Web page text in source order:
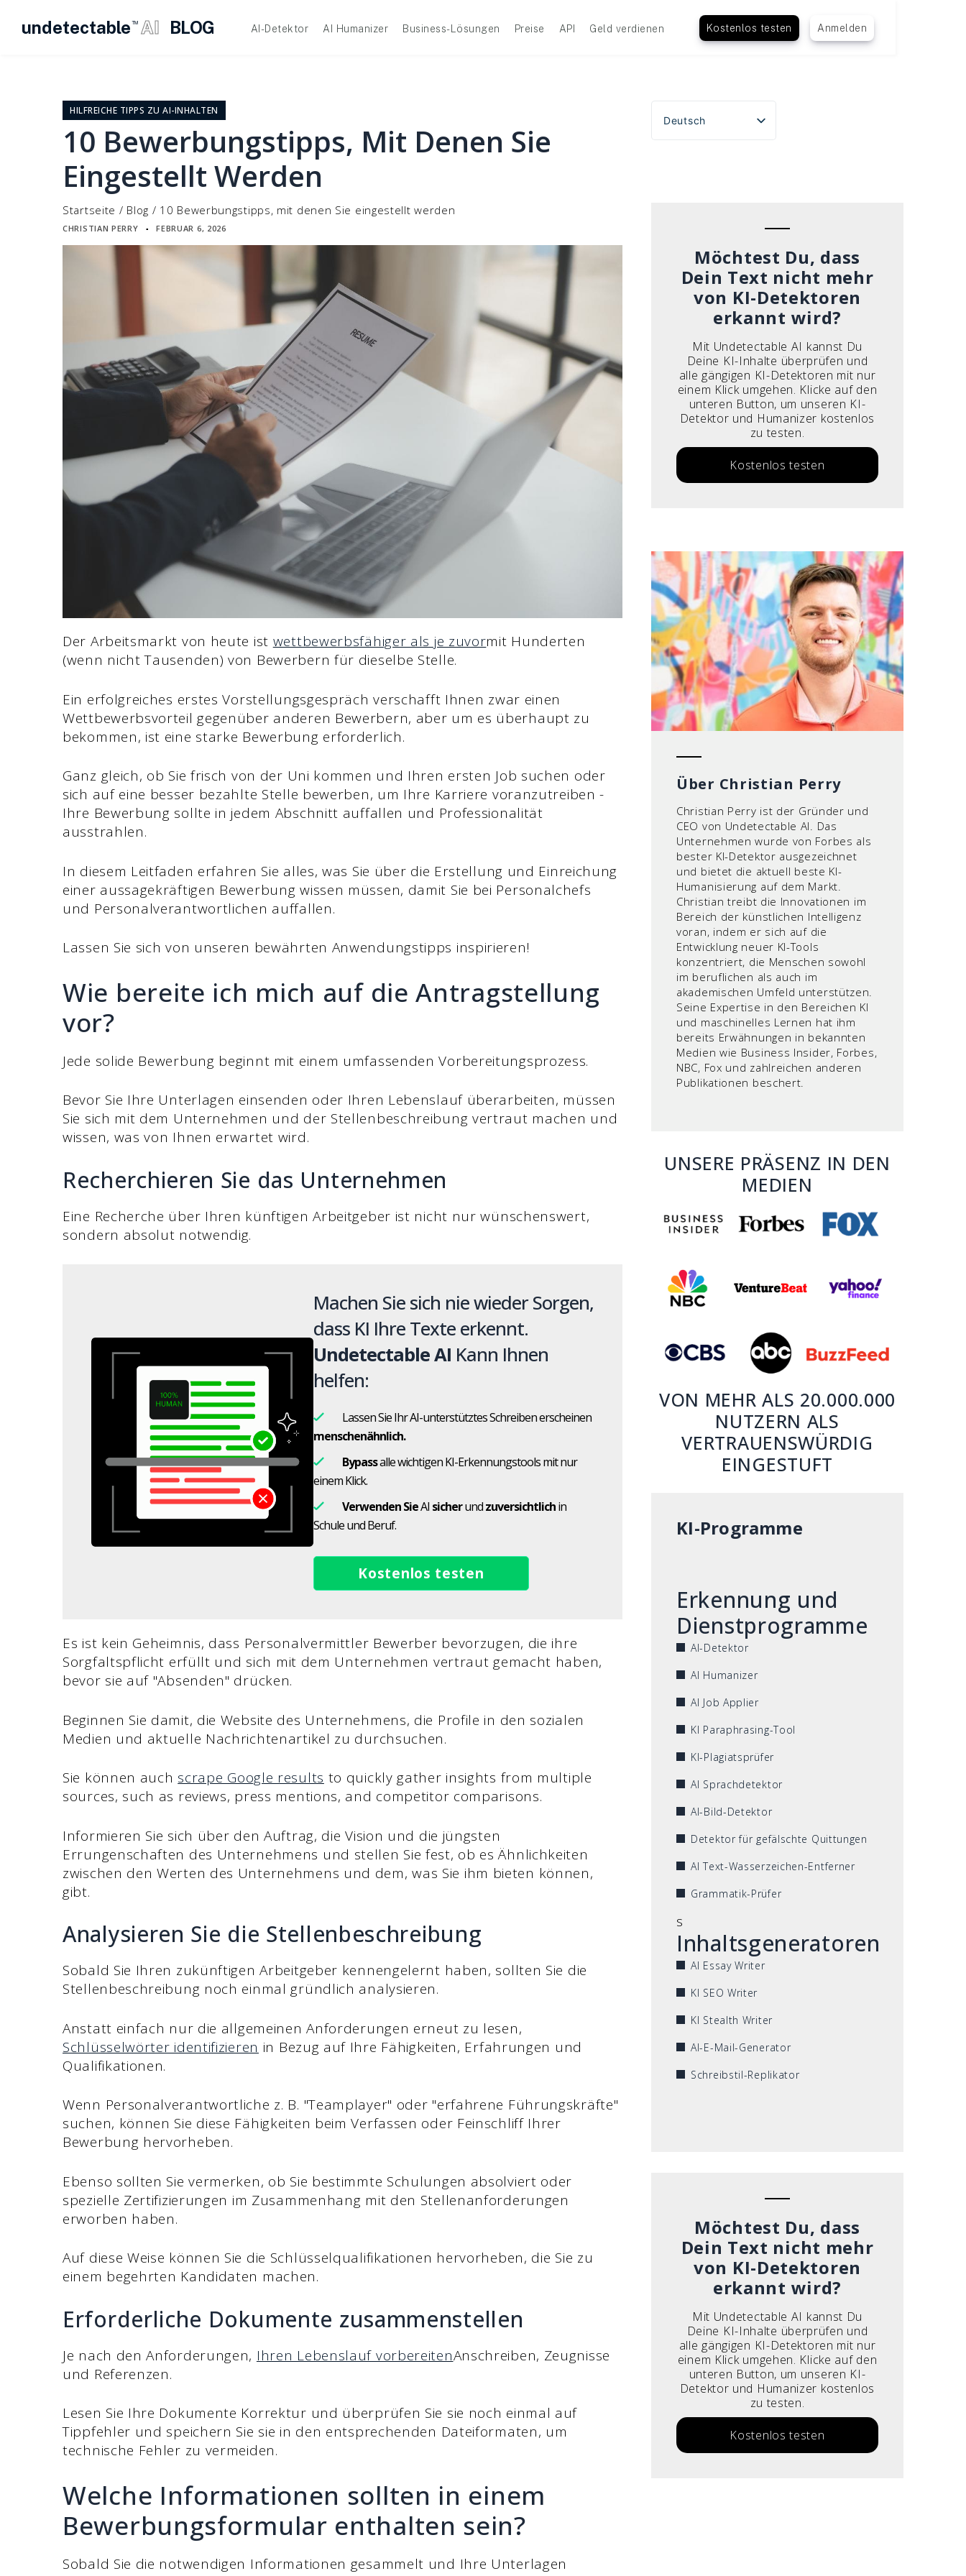
undetectable TM AI BLOG AI-Detektor AI Humanizer Business-Lösungen Preise API Geld verdienen Kostenlos testen Anmelden
HILFREICHE TIPPS ZU AI-INHALTEN
10 Bewerbungstipps, Mit Denen Sie
Eingestellt Werden
Startseite / Blog / 10 Bewerbungstipps, mit denen Sie eingestellt werden
CHRISTIAN PERRY ▪ FEBRUAR 6, 2026
Der Arbeitsmarkt von heute ist wettbewerbsfähiger als je zuvormit Hunderten
(wenn nicht Tausenden) von Bewerbern für dieselbe Stelle.
Ein erfolgreiches erstes Vorstellungsgespräch verschafft Ihnen zwar einen
Wettbewerbsvorteil gegenüber anderen Bewerbern, aber um es überhaupt zu
bekommen, ist eine starke Bewerbung erforderlich.
Ganz gleich, ob Sie frisch von der Uni kommen und Ihren ersten Job suchen oder
sich auf eine besser bezahlte Stelle bewerben, um Ihre Karriere voranzutreiben -
Ihre Bewerbung sollte in jedem Abschnitt auffallen und Professionalität
ausstrahlen.
In diesem Leitfaden erfahren Sie alles, was Sie über die Erstellung und Einreichung
einer aussagekräftigen Bewerbung wissen müssen, damit Sie bei Personalchefs
und Personalverantwortlichen auffallen.
Lassen Sie sich von unseren bewährten Anwendungstipps inspirieren!
Wie bereite ich mich auf die Antragstellung
vor?
Jede solide Bewerbung beginnt mit einem umfassenden Vorbereitungsprozess.
Bevor Sie Ihre Unterlagen einsenden oder Ihren Lebenslauf überarbeiten, müssen
Sie sich mit dem Unternehmen und der Stellenbeschreibung vertraut machen und
wissen, was von Ihnen erwartet wird.
Recherchieren Sie das Unternehmen
Eine Recherche über Ihren künftigen Arbeitgeber ist nicht nur wünschenswert,
sondern absolut notwendig.
Machen Sie sich nie wieder Sorgen,
dass KI Ihre Texte erkennt.
Undetectable AI Kann Ihnen
helfen:
Lassen Sie Ihr AI-unterstütztes Schreiben erscheinen
menschenähnlich.
Bypassalle wichtigen KI-Erkennungstools mit nur
einem Klick.
Verwenden SieAI sicherundzuversichtlichin
Schule und Beruf.
Kostenlos testen
Es ist kein Geheimnis, dass Personalvermittler Bewerber bevorzugen, die ihre
Sorgfaltspflicht erfüllt und sich mit dem Unternehmen vertraut gemacht haben,
bevor sie auf "Absenden" drücken.
Beginnen Sie damit, die Website des Unternehmens, die Profile in den sozialen
Medien und aktuelle Nachrichtenartikel zu durchsuchen.
Sie können auch scrape Google results to quickly gather insights from multiple
sources, such as reviews, press mentions, and competitor comparisons.
Informieren Sie sich über den Auftrag, die Vision und die jüngsten
Errungenschaften des Unternehmens und stellen Sie fest, ob es Ähnlichkeiten
zwischen den Werten des Unternehmens und dem, was Sie ihm bieten können,
gibt.
Analysieren Sie die Stellenbeschreibung
Sobald Sie Ihren zukünftigen Arbeitgeber kennengelernt haben, sollten Sie die
Stellenbeschreibung noch einmal gründlich analysieren.
Anstatt einfach nur die allgemeinen Anforderungen erneut zu lesen,
Schlüsselwörter identifizieren in Bezug auf Ihre Fähigkeiten, Erfahrungen und
Qualifikationen.
Wenn Personalverantwortliche z. B. "Teamplayer" oder "erfahrene Führungskräfte"
suchen, können Sie diese Fähigkeiten beim Verfassen oder Feinschliff Ihrer
Bewerbung hervorheben.
Ebenso sollten Sie vermerken, ob Sie bestimmte Schulungen absolviert oder
spezielle Zertifizierungen im Zusammenhang mit den Stellenanforderungen
erworben haben.
Auf diese Weise können Sie die Schlüsselqualifikationen hervorheben, die Sie zu
einem begehrten Kandidaten machen.
Erforderliche Dokumente zusammenstellen
Je nach den Anforderungen, Ihren Lebenslauf vorbereitenAnschreiben, Zeugnisse
und Referenzen.
Lesen Sie Ihre Dokumente Korrektur und überprüfen Sie sie noch einmal auf
Tippfehler und speichern Sie sie in den entsprechenden Dateiformaten, um
technische Fehler zu vermeiden.
Welche Informationen sollten in einem
Bewerbungsformular enthalten sein?
Sobald Sie die notwendigen Informationen gesammelt und Ihre Unterlagen
Deutsch
English
Möchtest Du, dass
Dein Text nicht mehr
von KI-Detektoren
erkannt wird?
Mit Undetectable AI kannst Du
Deine KI-Inhalte überprüfen und
alle gängigen KI-Detektoren mit nur
einem Klick umgehen. Klicke auf den
unteren Button, um unseren KI-
Detektor und Humanizer kostenlos
zu testen.
Kostenlos testen
Über Christian Perry
Christian Perry ist der Gründer und
CEO von Undetectable AI. Das
Unternehmen wurde von Forbes als
bester KI-Detektor ausgezeichnet
und bietet die aktuell beste KI-
Humanisierung auf dem Markt.
Christian treibt die Innovationen im
Bereich der künstlichen Intelligenz
voran, indem er sich auf die
Entwicklung neuer KI-Tools
konzentriert, die Menschen sowohl
im beruflichen als auch im
akademischen Umfeld unterstützen.
Seine Expertise in den Bereichen KI
und maschinelles Lernen hat ihm
bereits Erwähnungen in bekannten
Medien wie Business Insider, Forbes,
NBC, Fox und zahlreichen anderen
Publikationen beschert.
UNSERE PRÄSENZ IN DEN
MEDIEN
VON MEHR ALS 20.000.000
NUTZERN ALS
VERTRAUENSWÜRDIG
EINGESTUFT
KI-Programme
Erkennung und
Dienstprogramme
AI-Detektor
AI Humanizer
AI Job Applier
KI Paraphrasing-Tool
KI-Plagiatsprüfer
AI Sprachdetektor
AI-Bild-Detektor
Detektor für gefälschte Quittungen
AI Text-Wasserzeichen-Entferner
Grammatik-Prüfer
s
Inhaltsgeneratoren
AI Essay Writer
KI SEO Writer
KI Stealth Writer
AI-E-Mail-Generator
Schreibstil-Replikator
Möchtest Du, dass
Dein Text nicht mehr
von KI-Detektoren
erkannt wird?
Mit Undetectable AI kannst Du
Deine KI-Inhalte überprüfen und
alle gängigen KI-Detektoren mit nur
einem Klick umgehen. Klicke auf den
unteren Button, um unseren KI-
Detektor und Humanizer kostenlos
zu testen.
Kostenlos testen